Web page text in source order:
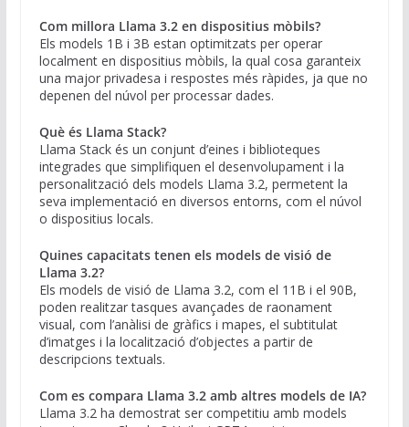
Com millora Llama 3.2 en dispositius mòbils?
Els models 1B i 3B estan optimitzats per operar
localment en dispositius mòbils, la qual cosa garanteix
una major privadesa i respostes més ràpides, ja que no
depenen del núvol per processar dades.
Què és Llama Stack?
Llama Stack és un conjunt d’eines i biblioteques
integrades que simplifiquen el desenvolupament i la
personalització dels models Llama 3.2, permetent la
seva implementació en diversos entorns, com el núvol
o dispositius locals.
Quines capacitats tenen els models de visió de
Llama 3.2?
Els models de visió de Llama 3.2, com el 11B i el 90B,
poden realitzar tasques avançades de raonament
visual, com l’anàlisi de gràfics i mapes, el subtitulat
d’imatges i la localització d’objectes a partir de
descripcions textuals.
Com es compara Llama 3.2 amb altres models de IA?
Llama 3.2 ha demostrat ser competitiu amb models